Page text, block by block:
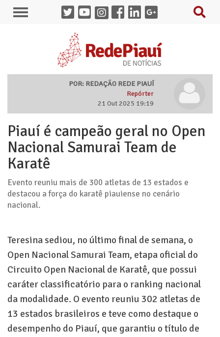
POR: REDAÇÃO REDE PIAUÍ
Repórter
21 Out 2025 19:19
Piauí é campeão geral no Open
Nacional Samurai Team de
Karatê
Evento reuniu mais de 300 atletas de 13 estados e
destacou a força do karatê piauiense no cenário
nacional.
Teresina sediou, no último final de semana, o
Open Nacional Samurai Team, etapa oficial do
Circuito Open Nacional de Karatê, que possui
caráter classificatório para o ranking nacional
da modalidade. O evento reuniu 302 atletas de
13 estados brasileiros e teve como destaque o
desempenho do Piauí, que garantiu o título de